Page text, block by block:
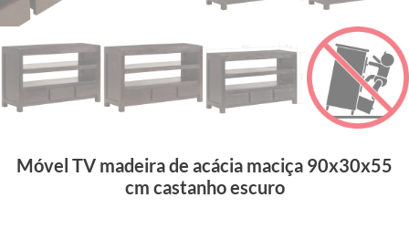
Móvel TV madeira de acácia maciça 90x30x55
cm castanho escuro